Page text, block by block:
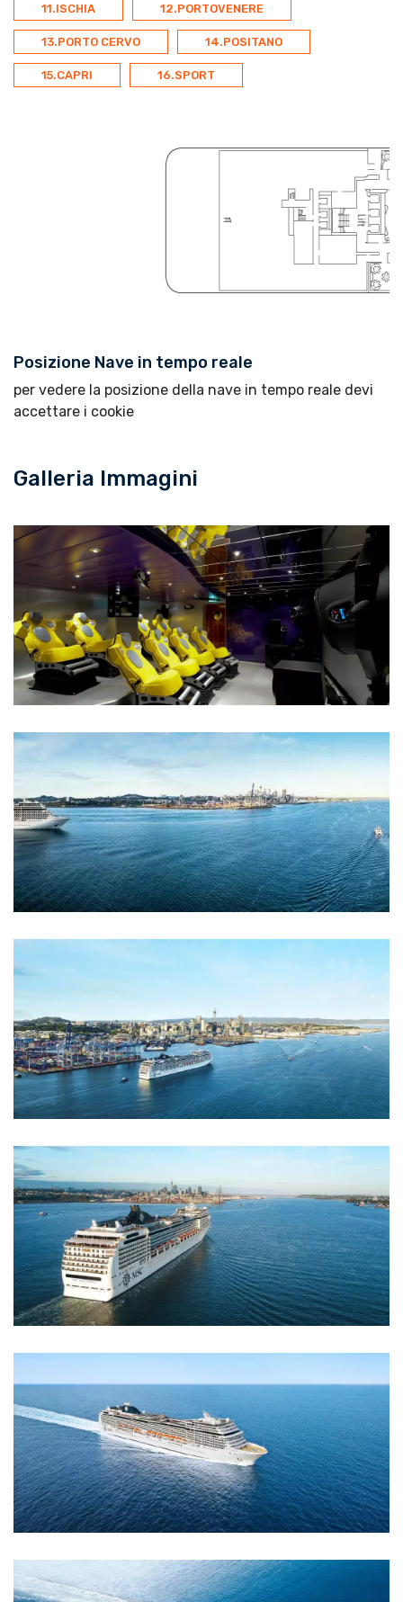
11.ISCHIA 12.PORTOVENERE
13.PORTO CERVO 14.POSITANO
15.CAPRI 16.SPORT
Posizione Nave in tempo reale
per vedere la posizione della nave in tempo reale devi
accettare i cookie
Galleria Immagini